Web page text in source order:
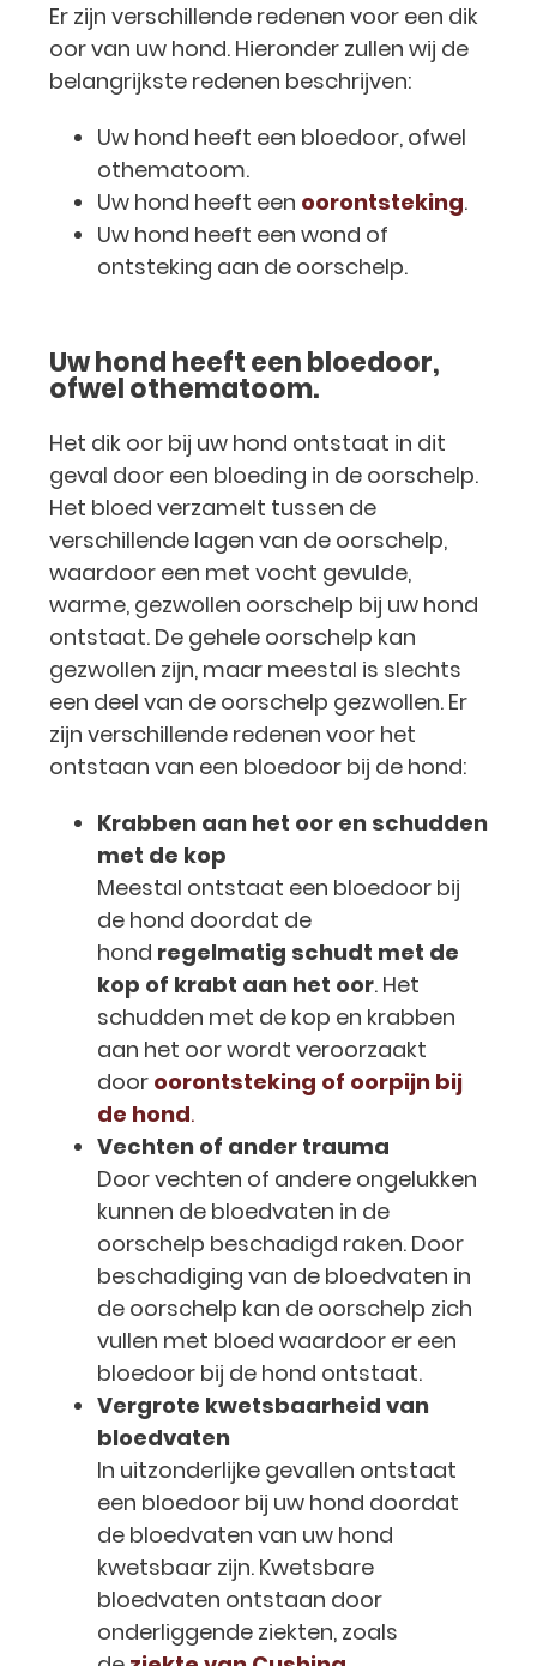
Er zijn verschillende redenen voor een dik
oor van uw hond. Hieronder zullen wij de
belangrijkste redenen beschrijven:
Uw hond heeft een bloedoor, ofwel
othematoom.
Uw hond heeft een oorontsteking.
Uw hond heeft een wond of
ontsteking aan de oorschelp.
Uw hond heeft een bloedoor,
ofwel othematoom.
Het dik oor bij uw hond ontstaat in dit
geval door een bloeding in de oorschelp.
Het bloed verzamelt tussen de
verschillende lagen van de oorschelp,
waardoor een met vocht gevulde,
warme, gezwollen oorschelp bij uw hond
ontstaat. De gehele oorschelp kan
gezwollen zijn, maar meestal is slechts
een deel van de oorschelp gezwollen. Er
zijn verschillende redenen voor het
ontstaan van een bloedoor bij de hond:
Krabben aan het oor en schudden
met de kop
Meestal ontstaat een bloedoor bij
de hond doordat de
hond regelmatig schudt met de
kop of krabt aan het oor. Het
schudden met de kop en krabben
aan het oor wordt veroorzaakt
door oorontsteking of oorpijn bij
de hond.
Vechten of ander trauma
Door vechten of andere ongelukken
kunnen de bloedvaten in de
oorschelp beschadigd raken. Door
beschadiging van de bloedvaten in
de oorschelp kan de oorschelp zich
vullen met bloed waardoor er een
bloedoor bij de hond ontstaat.
Vergrote kwetsbaarheid van
bloedvaten
In uitzonderlijke gevallen ontstaat
een bloedoor bij uw hond doordat
de bloedvaten van uw hond
kwetsbaar zijn. Kwetsbare
bloedvaten ontstaan door
onderliggende ziekten, zoals